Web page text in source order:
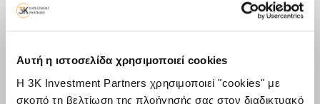
Αυτή η ιστοσελίδα χρησιμοποιεί cookies
Η 3K Investment Partners χρησιμοποιεί "cookies" με
σκοπό τη βελτίωση της πλοήγησής σας στον διαδικτυακό
4